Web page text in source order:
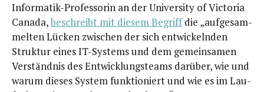
Infor­ma­tik-Pro­fes­so­rin an der Uni­ver­si­ty of Vic­to­ria
Cana­da,beschreibt mit die­sem Begriffdie „auf­ge­sam­
mel­ten Lücken zwi­schen der sich ent­wi­ckeln­den
Struk­tur eines IT-Sys­tems und dem gemein­sa­men
Ver­ständ­nis des Ent­wick­lungs­teams dar­über, wie und
war­um die­ses Sys­tem funk­tio­niert und wie es im Lau­